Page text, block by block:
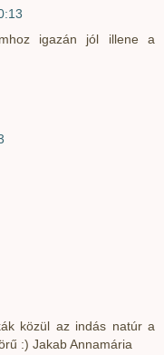
igazán jól illene a
közül az indás natúr a
:) Jakab Annamária